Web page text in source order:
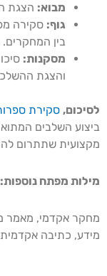
מבוא: הצגת
גוף: סקירה
בין המחקרים.
מסקנות:
והצגת
לסיכום, סקירת
ביצוע השלבים
מקצועית שתתרום
מילות מפתח נוספות:
מחקר אקדמי, מאמר
מידע, כתיבה